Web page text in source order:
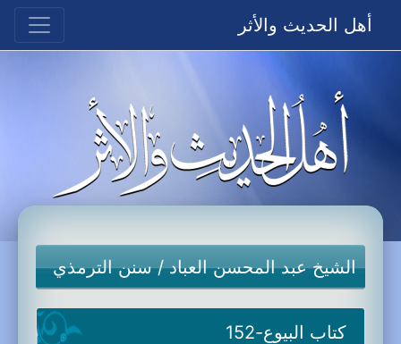
أهل الحديث والأثر
الشيخ عبد المحسن العباد/سنن الترمذي
كتاب البيوع-152